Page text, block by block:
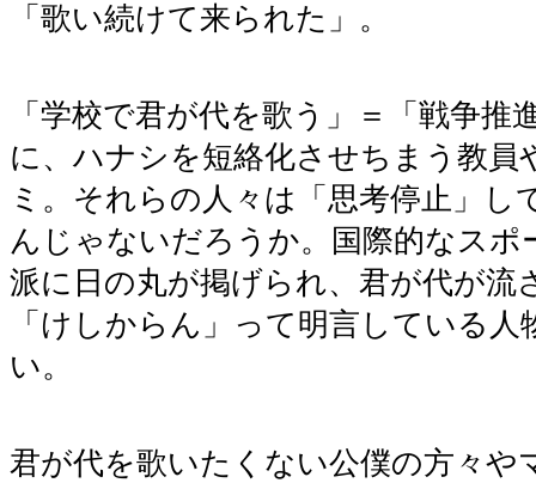
「歌い続けて来られた」。
「学校で君が代を歌う」＝「戦争推
に、ハナシを短絡化させちまう教員
ミ。それらの人々は「思考停止」し
んじゃないだろうか。国際的なスポ
派に日の丸が掲げられ、君が代が流
「けしからん」って明言している
い。
君が代を歌いたくない公僕の方々や